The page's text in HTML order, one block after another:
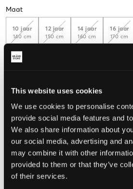
This website uses cookies
We use cookies to personalise
provide social media features and
We also share information about
our social media, advertising and
may combine it with other
provided to them or that they’ve
of their services.
Maat
10 jaar
140 cm
12 jaar
150 cm
14 jaar
160 cm
16 jaar
170 cm
Te klein Perfect
MAATTABEL
KIES EEN MAAT
Snelle levering
Gratis verzending vanaf €69